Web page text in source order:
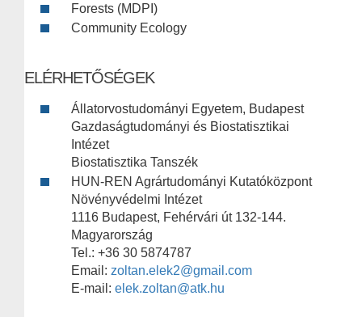
Forests (MDPI)
Community Ecology
ELÉRHETŐSÉGEK
Állatorvostudományi Egyetem, Budapest
Gazdaságtudományi és Biostatisztikai
Intézet
Biostatisztika Tanszék
HUN-REN Agrártudományi Kutatóközpont
Növényvédelmi Intézet
1116 Budapest, Fehérvári út 132-144.
Magyarország
Tel.: +36 30 5874787
Email: zoltan.elek2@gmail.com
E-mail: elek.zoltan@atk.hu